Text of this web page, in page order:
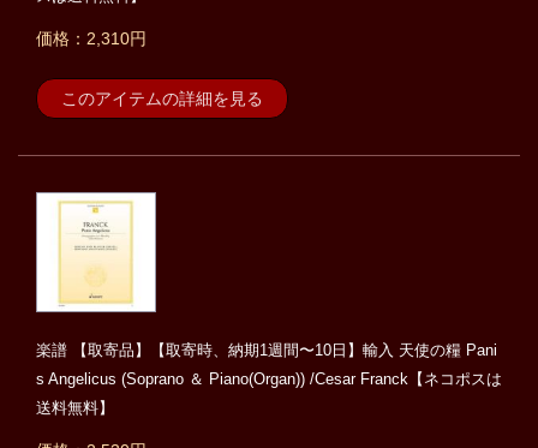
価格：2,310円
このアイテムの詳細を見る
楽譜 【取寄品】【取寄時、納期1週間〜10日】輸入 天使の糧 Pani
s Angelicus (Soprano ＆ Piano(Organ)) /Cesar Franck【ネコポスは
送料無料】